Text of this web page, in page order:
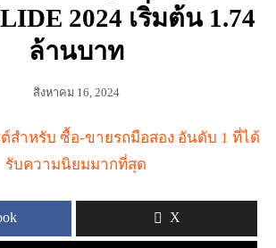
2024 เริ่มต้น 1.74
ล้านบาท
สิงหาคม 16, 2024
X